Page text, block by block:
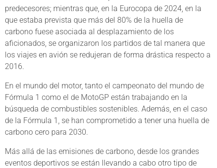
predecesores; mientras que, en la Eurocopa de 2024, en la
que estaba prevista que más del 80% de la huella de
carbono fuese asociada al desplazamiento de los
aficionados, se organizaron los partidos de tal manera que
los viajes en avión se redujeran de forma drástica respecto a
2016.
En el mundo del motor, tanto el campeonato del mundo de
Fórmula 1 como el de MotoGP están trabajando en la
búsqueda de combustibles sostenibles. Además, en el caso
de la Fórmula 1, se han comprometido a tener una huella de
carbono cero para 2030.
Más allá de las emisiones de carbono, desde los grandes
eventos deportivos se están llevando a cabo otro tipo de